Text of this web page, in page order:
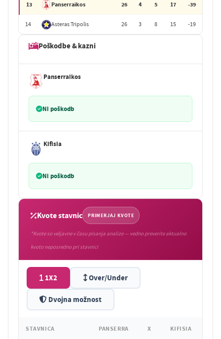
13 Panserraikos 26 4 5 17 -39
14 Asteras Tripolis 26 3 8 15 -19
Poškodbe & kazni
Panserraikos
Ni poškodb
Kifisia
Ni poškodb
Kvote stavnic PRIMERJAJ KVOTE
*Kvote so veljavne v času pisanja analize — vedno preverite aktualno
kvoto neposredno pri stavnici
1X2 Over/Under
Dvojna možnost
STAVNICA PANSERRA X KIFISIA